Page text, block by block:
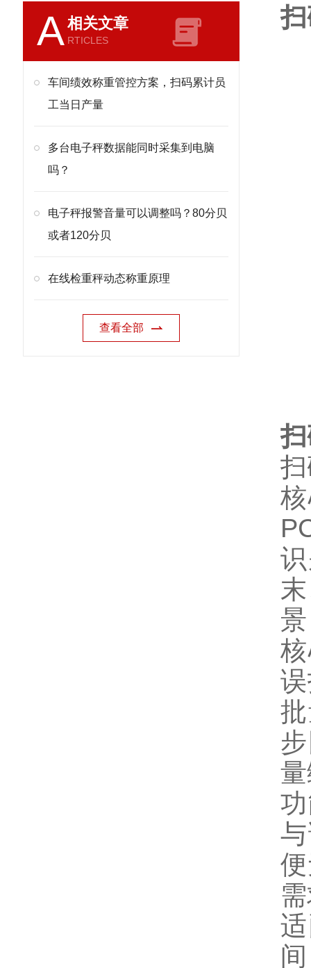
A相关文章
RTICLES
车间绩效称重管控方案，扫码累计员
工当日产量
多台电子秤数据能同时采集到电脑
吗？
电子秤报警音量可以调整吗？80分贝
或者120分贝
在线检重秤动态称重原理
查看全部